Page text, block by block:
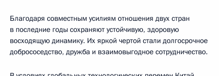
Благодаря совместным усилиям отношения двух стран
в последние годы сохраняют устойчивую, здоровую
восходящую динамику. Их яркой чертой стали долгосрочное
добрососедство, дружба и взаимовыгодное сотрудничество.